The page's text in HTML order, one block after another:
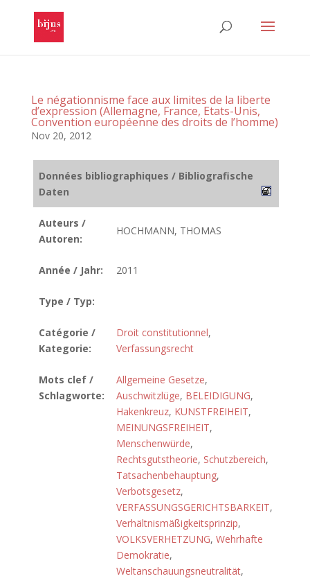
Le négationnisme face aux limites de la liberte
d’expression (Allemagne, France, Etats-Unis,
Convention européenne des droits de l’homme)
Nov 20, 2012
Données bibliographiques / Bibliografische
Daten
Auteurs /
Autoren:
HOCHMANN, THOMAS
Année / Jahr: 2011
Type / Typ:
Catégorie /
Kategorie:
Droit constitutionnel,
Verfassungsrecht
Mots clef /
Schlagworte:
Allgemeine Gesetze,
Auschwitzlüge, BELEIDIGUNG,
Hakenkreuz, KUNSTFREIHEIT,
MEINUNGSFREIHEIT,
Menschenwürde,
Rechtsgutstheorie, Schutzbereich,
Tatsachenbehauptung,
Verbotsgesetz,
VERFASSUNGSGERICHTSBARKEIT,
Verhältnismäßigkeitsprinzip,
VOLKSVERHETZUNG, Wehrhafte
Demokratie,
Weltanschauungsneutralität,